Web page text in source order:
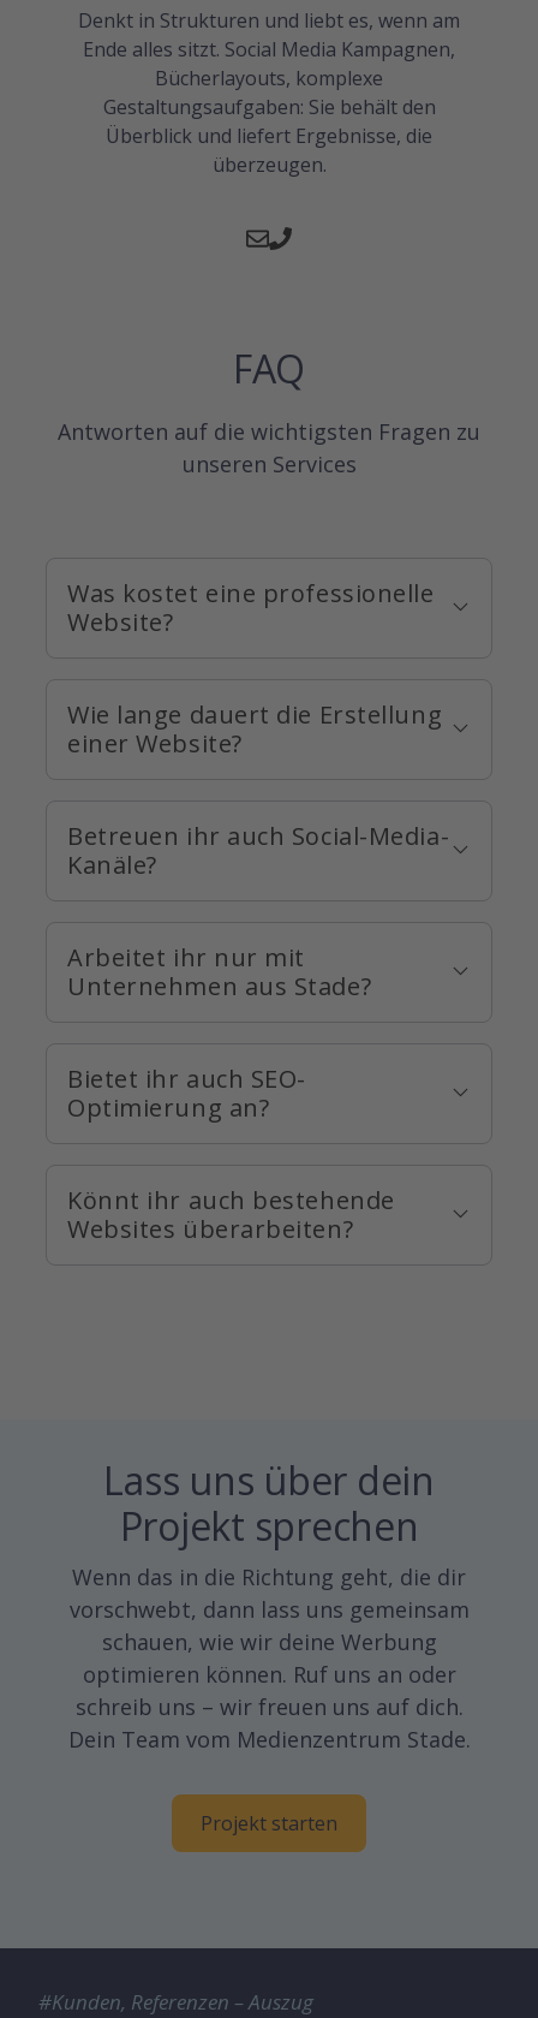
Denkt in Strukturen und liebt es, wenn am
Ende alles sitzt. Social Media Kampagnen,
Bücherlayouts, komplexe
Gestaltungsaufgaben: Sie behält den
Überblick und liefert Ergebnisse, die
überzeugen.
FAQ
Antworten auf die wichtigsten Fragen zu
unseren Services
Was kostet eine professionelle
Website?
Wie lange dauert die Erstellung
einer Website?
Betreuen ihr auch Social-Media-
Kanäle?
Arbeitet ihr nur mit
Unternehmen aus Stade?
Bietet ihr auch SEO-
Optimierung an?
Könnt ihr auch bestehende
Websites überarbeiten?
Lass uns über dein
Projekt sprechen
Wenn das in die Richtung geht, die dir
vorschwebt, dann lass uns gemeinsam
schauen, wie wir deine Werbung
optimieren können. Ruf uns an oder
schreib uns – wir freuen uns auf dich.
Dein Team vom Medienzentrum Stade.
Projekt starten
#Kunden, Referenzen – Auszug